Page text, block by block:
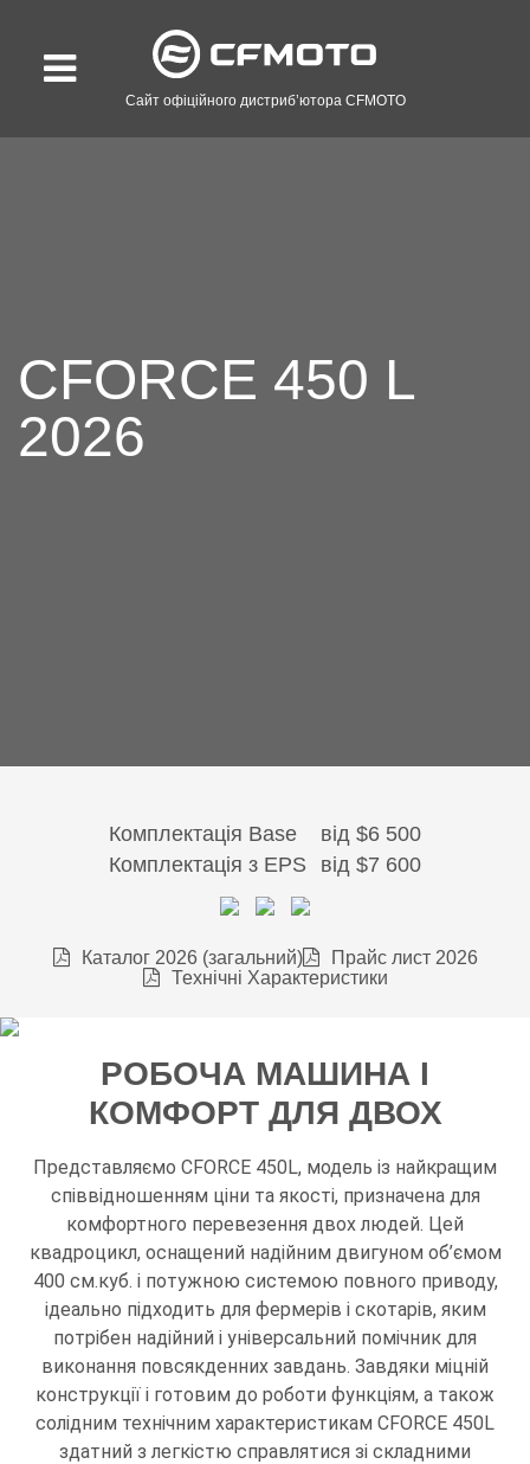
Сайт офіційного дистриб’ютора CFMOTO
CFORCE 450 L
2026
Комплектація Base від $6 500
Комплектація з EPS
від $7 600
Каталог 2026 (загальний)
Прайс лист 2026
Технічні Характеристики
РОБОЧА МАШИНА І
КОМФОРТ ДЛЯ ДВОХ
Представляємо CFORCE 450L, модель із найкращим
співвідношенням ціни та якості, призначена для
комфортного перевезення двох людей. Цей
квадроцикл, оснащений надійним двигуном об’ємом
400 см.куб. і потужною системою повного приводу,
ідеально підходить для фермерів і скотарів, яким
потрібен надійний і універсальний помічник для
виконання повсякденних завдань. Завдяки міцній
конструкції і готовим до роботи функціям, а також
солідним технічним характеристикам CFORCE 450L
здатний з легкістю справлятися зі складними